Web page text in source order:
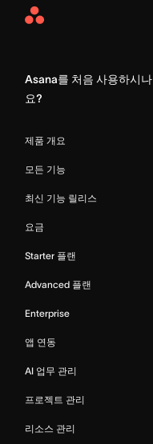
Asana
Asana를 처음 사용하시나
요?
제품 개요
모든 기능
최신 기능 릴리스
요금
Starter 플랜
Advanced 플랜
Enterprise
앱 연동
AI 업무 관리
프로젝트 관리
리소스 관리